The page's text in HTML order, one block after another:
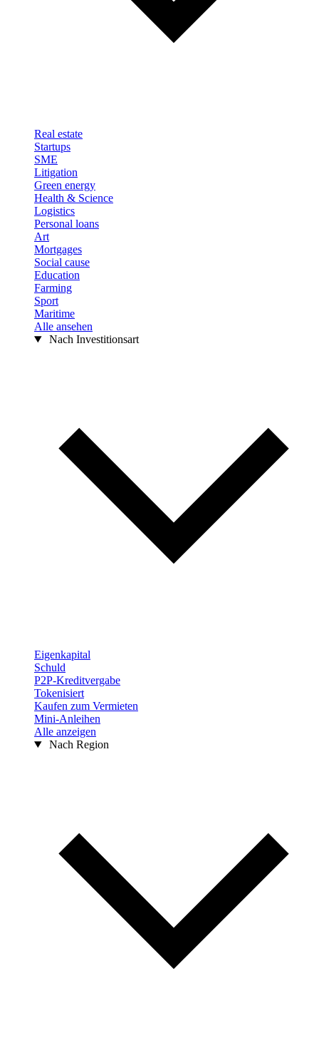
Real estate
Startups
SME
Litigation
Green energy
Health & Science
Logistics
Personal loans
Art
Mortgages
Social cause
Education
Farming
Sport
Maritime
Alle ansehen
Nach Investitionsart
Eigenkapital
Schuld
P2P-Kreditvergabe
Tokenisiert
Kaufen zum Vermieten
Mini-Anleihen
Alle anzeigen
Nach Region